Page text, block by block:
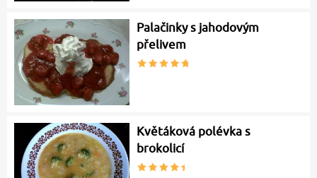
Palačinky s jahodovým
přelivem
Květáková polévka s
brokolicí